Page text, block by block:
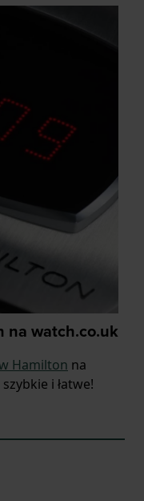
na watch.co.uk
Hamilton na
i łatwe!